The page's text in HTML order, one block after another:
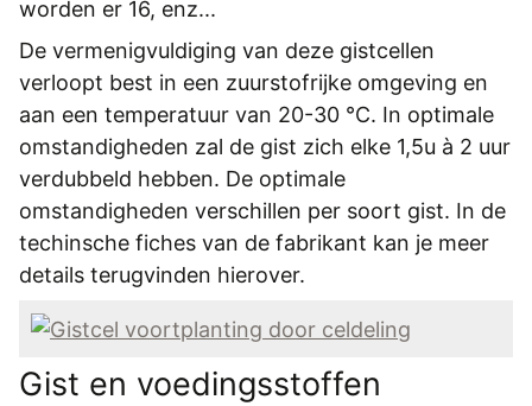
worden er 16, enz...
De vermenigvuldiging van deze gistcellen
verloopt best in een zuurstofrijke omgeving en
aan een temperatuur van 20-30 °C. In optimale
omstandigheden zal de gist zich elke 1,5u à 2 uur
verdubbeld hebben. De optimale
omstandigheden verschillen per soort gist. In de
techinsche fiches van de fabrikant kan je meer
details terugvinden hierover.
Gist en voedingsstoffen